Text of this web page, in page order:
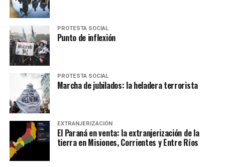
PROTESTA SOCIAL
Punto de inflexión
PROTESTA SOCIAL
Marcha de jubilados: la heladera terrorista
EXTRANJERIZACIÓN
El Paraná en venta: la extranjerización de la
tierra en Misiones, Corrientes y Entre Ríos